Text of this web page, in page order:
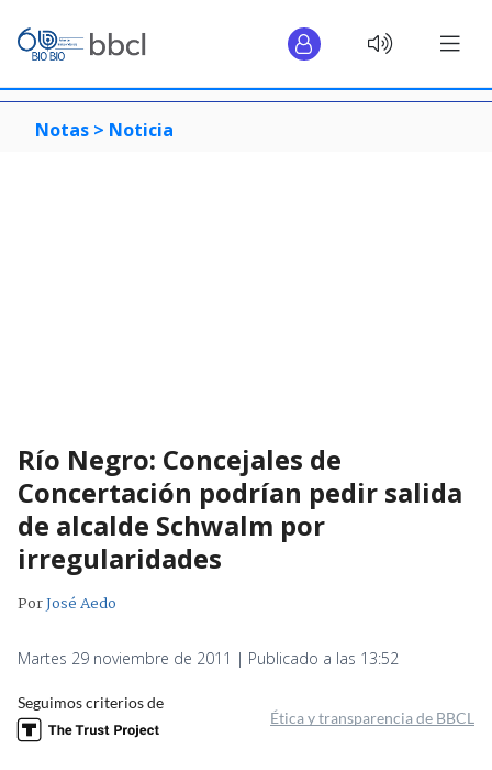
Notas > Noticia
Río Negro: Concejales de
Concertación podrían pedir salida
de alcalde Schwalm por
irregularidades
PorJosé Aedo
Martes 29 noviembre de 2011 | Publicado a las 13:52
Seguimos criterios de
Ética y transparencia de BBCL